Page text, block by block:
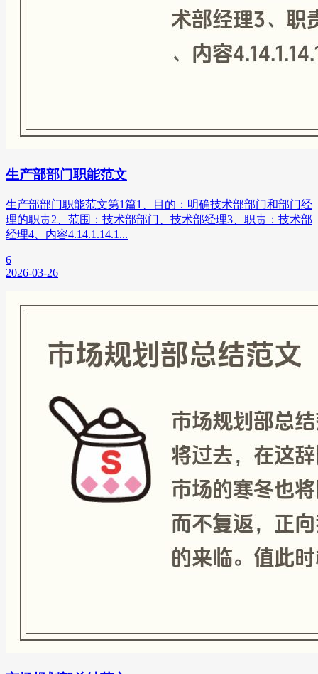
生产部部门职能范文
生产部部门职能范文第1篇1、目的：明确技术部部门和部门经
理的职责2、范围：技术部部门、技术部经理3、职责：技术部
经理4、内容4.14.1.14.1...
6
2026-03-26